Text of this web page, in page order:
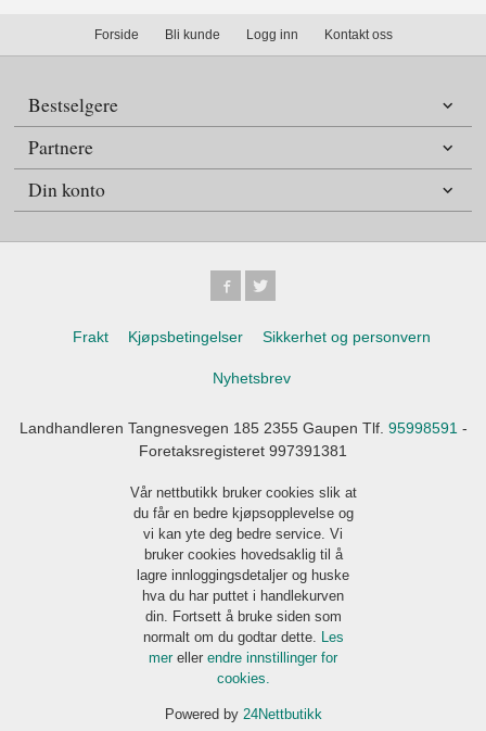
Forside Bli kunde Logg inn Kontakt oss
Bestselgere
Partnere
Din konto
Frakt Kjøpsbetingelser Sikkerhet og personvern
Nyhetsbrev
Landhandleren Tangnesvegen 185 2355 Gaupen Tlf. 95998591-
Foretaksregisteret 997391381
Vår nettbutikk bruker cookies slik at
du får en bedre kjøpsopplevelse og
vi kan yte deg bedre service. Vi
bruker cookies hovedsaklig til å
lagre innloggingsdetaljer og huske
hva du har puttet i handlekurven
din. Fortsett å bruke siden som
normalt om du godtar dette.
Les
mer eller endre innstillinger for
cookies.
Powered by 24Nettbutikk